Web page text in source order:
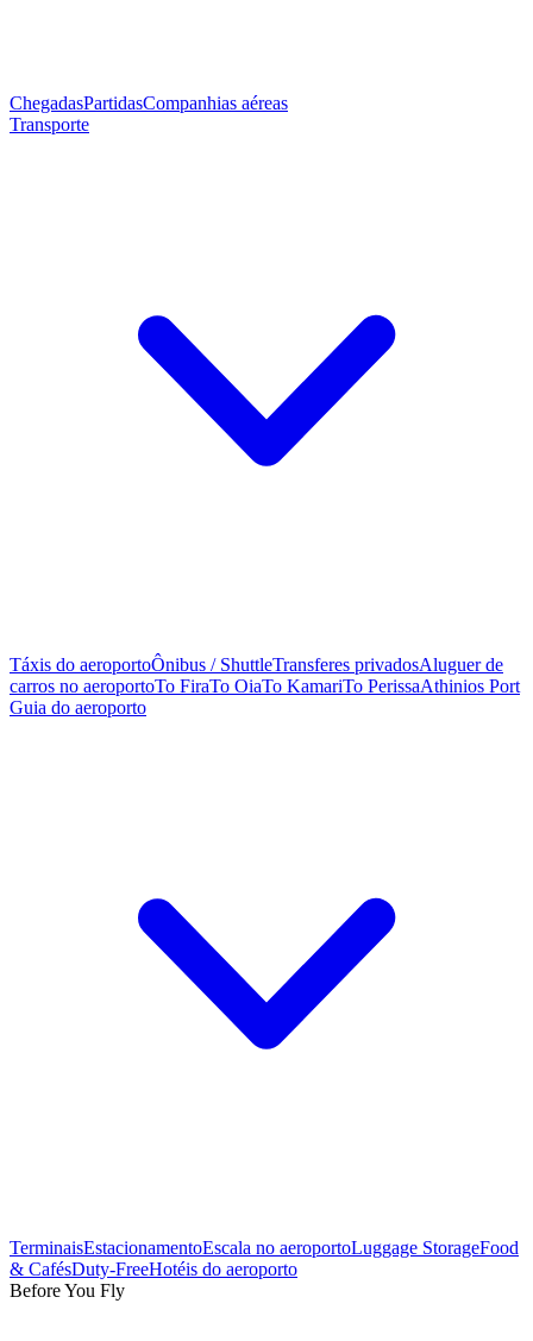
ChegadasPartidasCompanhias aéreas
Transporte
Táxis do aeroportoÔnibus / ShuttleTransferes privadosAluguer de
carros no aeroportoTo FiraTo OiaTo KamariTo PerissaAthinios Port
Guia do aeroporto
TerminaisEstacionamentoEscala no aeroportoLuggage StorageFood
& CafésDuty-FreeHotéis do aeroporto
Before You Fly